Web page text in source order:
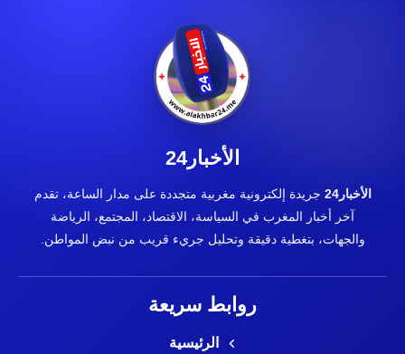
الأخبار24
الأخبار24
جريدة إلكترونية مغربية متجددة على مدار الساعة، تقدم
آخر أخبار المغرب في السياسة، الاقتصاد، المجتمع، الرياضة
والجهات، بتغطية دقيقة وتحليل جريء قريب من نبض المواطن.
روابط سريعة
الرئيسية